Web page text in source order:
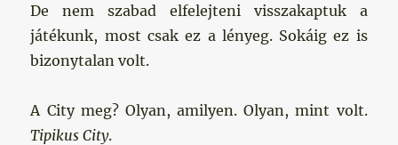
De nem szabad elfelejteni visszakaptuk a
játékunk, most csak ez a lényeg. Sokáig ez is
bizonytalan volt.
A City meg? Olyan, amilyen. Olyan, mint volt.
Tipikus City.